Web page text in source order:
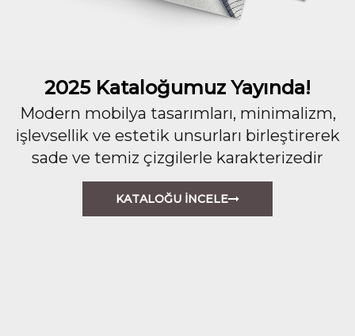
2025 Kataloğumuz Yayında!
Modern mobilya tasarımları, minimalizm,
işlevsellik ve estetik unsurları birleştirerek
sade ve temiz çizgilerle karakterizedir
KATALOĞU İNCELE